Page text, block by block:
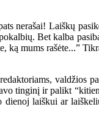
Laiškų
Bet kalba
mums rašėte...”
valdžios
tinginį ir palikt
laiškui ar